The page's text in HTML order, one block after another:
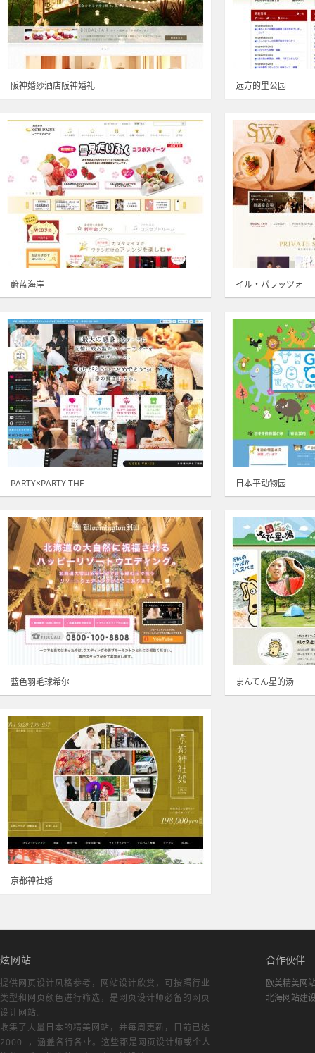
阪神婚纱酒店阪神婚礼 远方的里公园
蔚蓝海岸 イル・パラッツォ
PARTY×PARTY THE 日本平动物园
蓝色羽毛球希尔 まんてん星的汤
京都神社婚
炫网站
提供网页设计风格参考， 网站设计欣赏 ，可按照行业
类型和网页颜色进行筛选，是网页设计师必备的网页
设计网站。
收集了大量日本的精美网站，并每周更新，目前已达
2000+，涵盖各行各业。这些都是网页设计师或个人
合作伙伴
欧美精美网
北海网站建